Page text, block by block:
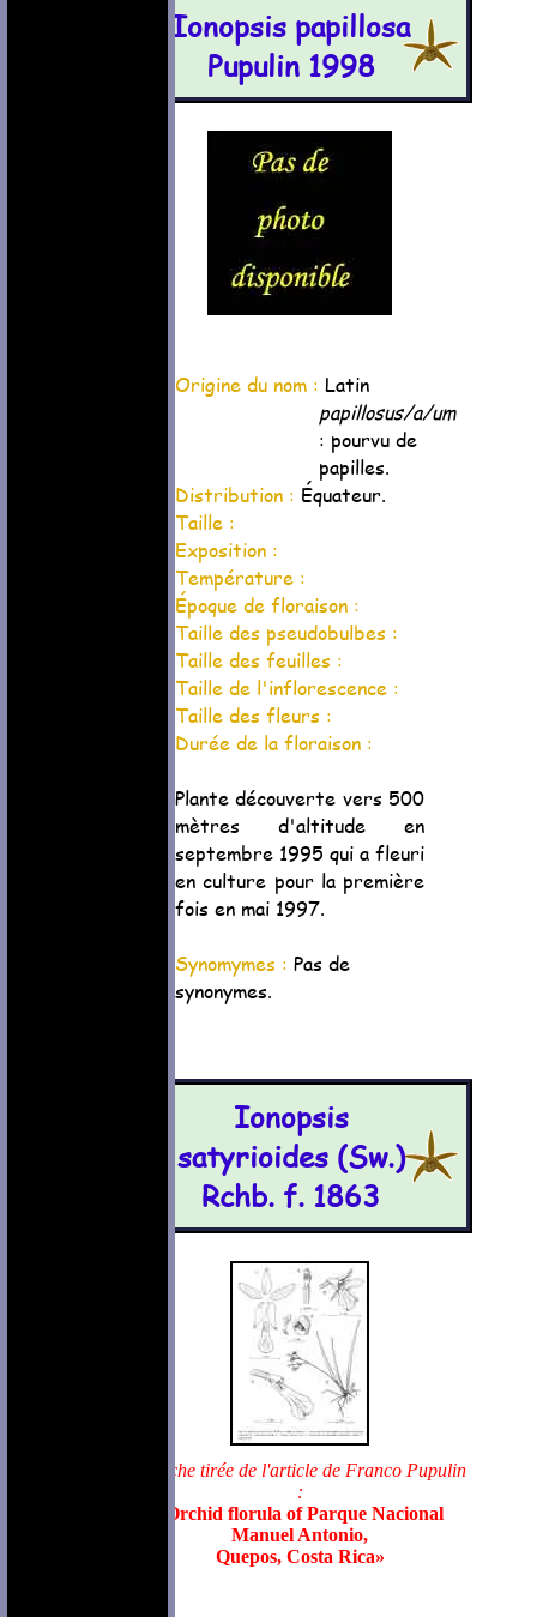
Ionopsis papillosa
Pupulin 1998
Origine du nom : Latin
papillosus/a/um
: pourvu de
papilles.
Distribution : Équateur.
Taille :
Exposition :
Température :
Époque de floraison :
Taille des pseudobulbes :
Taille des feuilles :
Taille de l'inflorescence :
Taille des fleurs :
Durée de la floraison :
Plante découverte vers 500
mètres d'altitude en
septembre 1995 qui a fleuri
en culture pour la première
fois en mai 1997.
Synomymes : Pas de
synonymes.
Ionopsis
satyrioides (Sw.)
Rchb. f. 1863
Planche tirée de l'article de Franco Pupulin
:
«Orchid florula of Parque Nacional
Manuel Antonio,
Quepos, Costa Rica»